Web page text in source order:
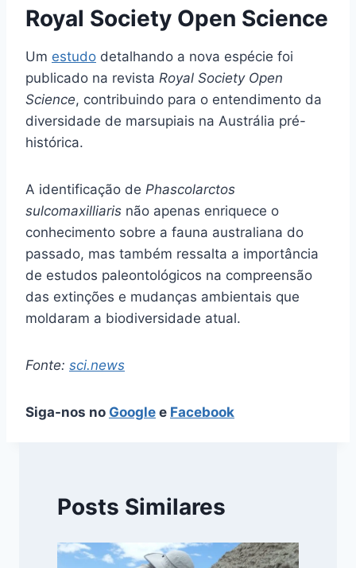
Royal Society Open Science
Um estudo detalhando a nova espécie foi
publicado na revista Royal Society Open
Science, contribuindo para o entendimento da
diversidade de marsupiais na Austrália pré-
histórica.
A identificação de Phascolarctos
sulcomaxilliaris não apenas enriquece o
conhecimento sobre a fauna australiana do
passado, mas também ressalta a importância
de estudos paleontológicos na compreensão
das extinções e mudanças ambientais que
moldaram a biodiversidade atual.
Fonte: sci.news
Siga-nos no Google e Facebook
Posts Similares